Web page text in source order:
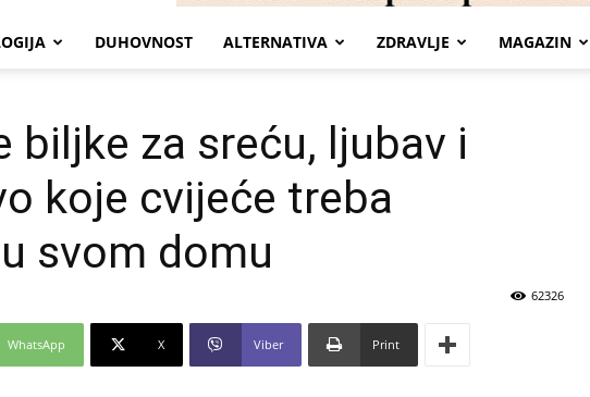
DUHOVNOST ALTERNATIVA ZDRAVLJE MAGAZIN
biljke za sreću, ljubav i
koje cvijeće treba
svom domu
62326
WhatsApp X Viber Print